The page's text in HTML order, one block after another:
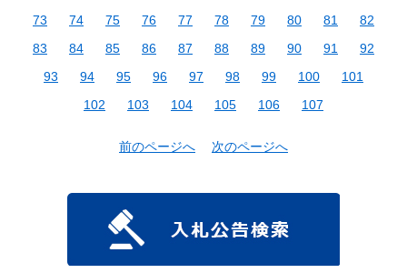
73
74 75 76 77 78 79 80 81
82
83
84 85 86 87 88 89 90 91
92
93
94 95 96 97 98 99 100
101
102
103 104 105 106 107
前のページへ 次のページへ